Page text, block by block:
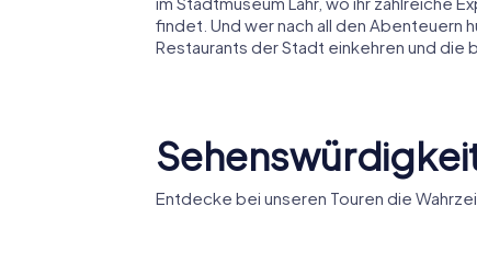
findet. Und wer nach all den Abenteuern
Restaurants der Stadt einkehren und die
Entdecke bei unseren Touren die